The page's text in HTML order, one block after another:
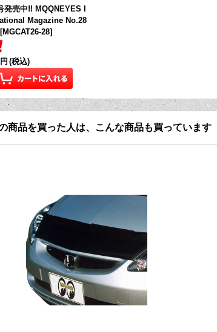
発売中!! MQQNEYES I
Magazine No.28
[MGCAT26-28]
(税込)
商品を買った人は、こんな商品も買っています